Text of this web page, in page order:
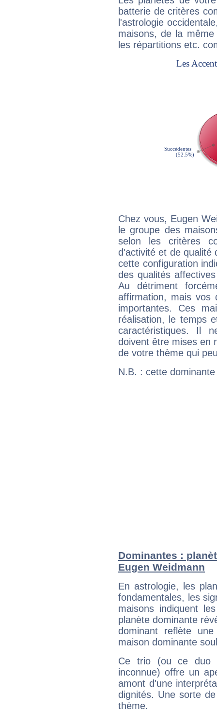
batterie de critères
l'astrologie
maisons, de la
les répartitions etc.
Chez vous, Eugen
le groupe des
selon les critères
d'activité et de qualité
cette configuration
des qualités
Au détriment
affirmation, mais
importantes. Ces
réalisation, le temps
caractéristiques. Il
doivent être mises en
de votre thème qui
N.B. : cette
Dominantes :
Eugen Weidmann
En astrologie, les
fondamentales, les
maisons indiquent
planète dominante
dominant reflète
maison dominante
Ce trio (ou ce duo
inconnue) offre un
amont d'une
dignités. Une sorte
thème.